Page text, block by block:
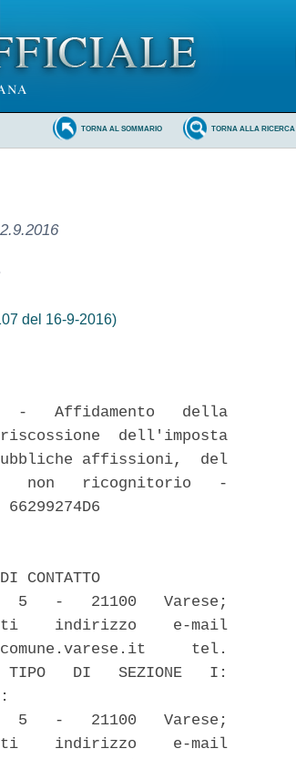
TORNA ALLA RICERCA
TORNA AL SOMMARIO
del 16-9-2016)
-   Affidamento   della
dell'imposta
affissioni,  del
non   ricognitorio   -
66299274D6
CONTATTO
5   -   21100   Varese;
indirizzo    e-mail
tel.
DI   SEZIONE   I:
5   -   21100   Varese;
indirizzo    e-mail